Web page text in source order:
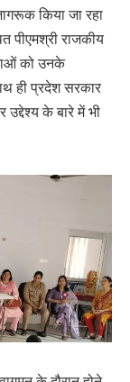
किया जा रहा
पीएमश्री राजकीय
को उनके
ही प्रदेश सरकार
उद्देश्य के बारे में भी